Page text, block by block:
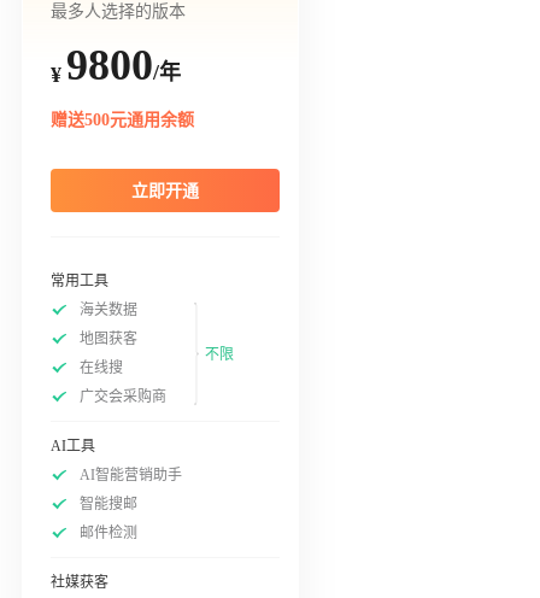
最多人选择的版本
¥ 9800/年
赠送500元通用余额
立即开通
常用工具
海关数据
地图获客
在线搜
广交会采购商
不限
AI工具
AI智能营销助手
智能搜邮
邮件检测
社媒获客